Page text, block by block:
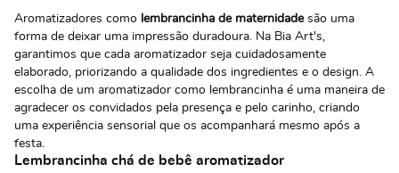
Aromatizadores como lembrancinha de maternidadesão uma
forma de deixar uma impressão duradoura. Na Bia Art's,
garantimos que cada aromatizador seja cuidadosamente
elaborado, priorizando a qualidade dos ingredientes e o design. A
escolha de um aromatizador como lembrancinha é uma maneira de
agradecer os convidados pela presença e pelo carinho, criando
uma experiência sensorial que os acompanhará mesmo após a
festa.
Lembrancinha chá de bebê aromatizador